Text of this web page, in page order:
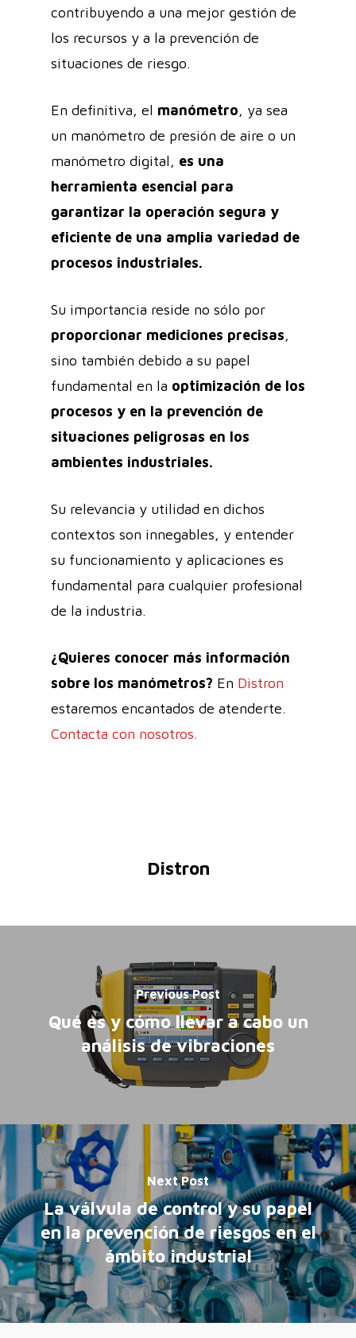
contribuyendo a una mejor gestión de
los recursos y a la prevención de
situaciones de riesgo.
En definitiva, el manómetro, ya sea
un manómetro de presión de aire o un
manómetro digital, es una
herramienta esencial para
garantizar la operación segura y
eficiente de una amplia variedad de
procesos industriales.
Su importancia reside no sólo por
proporcionar mediciones precisas,
sino también debido a su papel
fundamental en la optimización de los
procesos y en la prevención de
situaciones peligrosas en los
ambientes industriales.
Su relevancia y utilidad en dichos
contextos son innegables, y entender
su funcionamiento y aplicaciones es
fundamental para cualquier profesional
de la industria.
¿Quieres conocer más información
sobre los manómetros? En Distron
estaremos encantados de atenderte.
Contacta con nosotros.
Distron
Previous Post
Qué es y cómo llevar a cabo un
análisis de vibraciones
Next Post
La válvula de control y su papel
en la prevención de riesgos en el
ámbito industrial